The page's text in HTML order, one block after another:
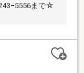
まで☆